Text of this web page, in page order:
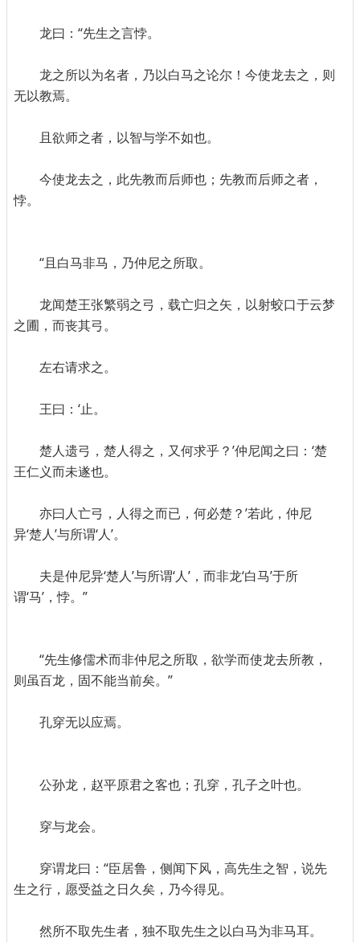
龙曰：“先生之言悖。
龙之所以为名者，乃以白马之论尔！今使龙去之，则
无以教焉。
且欲师之者，以智与学不如也。
今使龙去之，此先教而后师也；先教而后师之者，
悖。
“且白马非马，乃仲尼之所取。
龙闻楚王张繁弱之弓，载亡归之矢，以射蛟口于云梦
之圃，而丧其弓。
左右请求之。
王曰：‘止。
楚人遗弓，楚人得之，又何求乎？’仲尼闻之曰：‘楚
王仁义而未遂也。
亦曰人亡弓，人得之而已，何必楚？’若此，仲尼
异‘楚人’与所谓‘人’。
夫是仲尼异‘楚人’与所谓‘人’，而非龙‘白马’于所
谓‘马’，悖。”
“先生修儒术而非仲尼之所取，欲学而使龙去所教，
则虽百龙，固不能当前矣。”
孔穿无以应焉。
公孙龙，赵平原君之客也；孔穿，孔子之叶也。
穿与龙会。
穿谓龙曰：“臣居鲁，侧闻下风，高先生之智，说先
生之行，愿受益之日久矣，乃今得见。
然所不取先生者，独不取先生之以白马为非马耳。